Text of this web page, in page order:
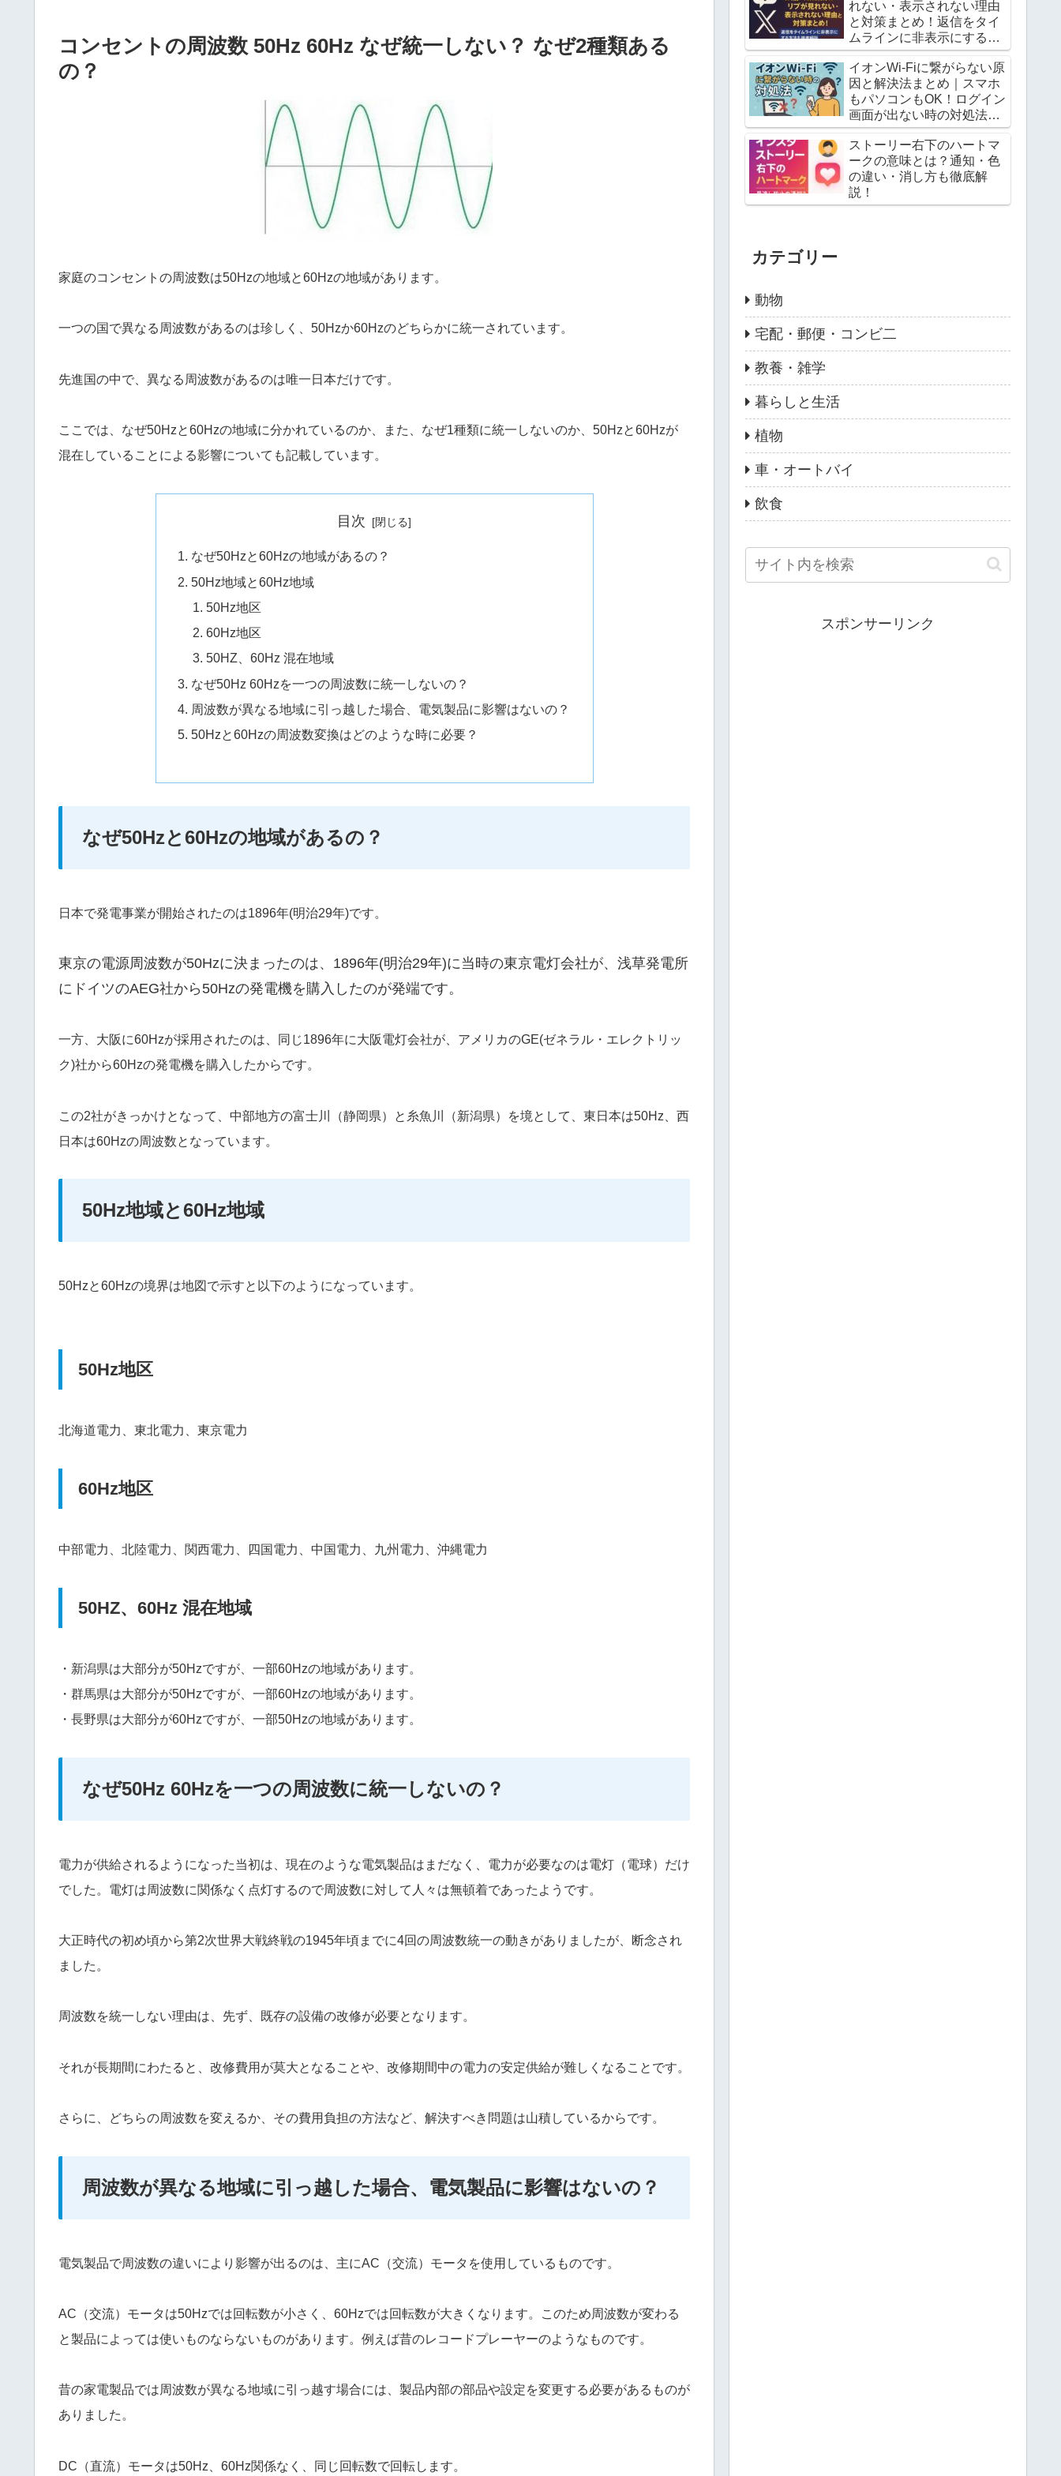
コンセントの周波数 50Hz 60Hz なぜ統一しない？ なぜ2種類ある
の？
家庭のコンセントの周波数は50Hzの地域と60Hzの地域があります。
一つの国で異なる周波数があるのは珍しく、50Hzか60Hzのどちらかに統一されています。
先進国の中で、異なる周波数があるのは唯一日本だけです。
ここでは、なぜ50Hzと60Hzの地域に分かれているのか、また、なぜ1種類に統一しないのか、50Hzと60Hzが
混在していることによる影響についても記載しています。
目次
なぜ50Hzと60Hzの地域があるの？
50Hz地域と60Hz地域
50Hz地区
60Hz地区
50HZ、60Hz 混在地域
なぜ50Hz 60Hzを一つの周波数に統一しないの？
周波数が異なる地域に引っ越した場合、電気製品に影響はないの？
50Hzと60Hzの周波数変換はどのような時に必要？
なぜ50Hzと60Hzの地域があるの？
日本で発電事業が開始されたのは1896年(明治29年)です。
東京の電源周波数が50Hzに決まったのは、1896年(明治29年)に当時の東京電灯会社が、浅草発電所
にドイツのAEG社から50Hzの発電機を購入したのが発端です。
一方、大阪に60Hzが採用されたのは、同じ1896年に大阪電灯会社が、アメリカのGE(ゼネラル・エレクトリッ
ク)社から60Hzの発電機を購入したからです。
この2社がきっかけとなって、中部地方の富士川（静岡県）と糸魚川（新潟県）を境として、東日本は50Hz、西
日本は60Hzの周波数となっています。
50Hz地域と60Hz地域
50Hzと60Hzの境界は地図で示すと以下のようになっています。
50Hz地区
北海道電力、東北電力、東京電力
60Hz地区
中部電力、北陸電力、関西電力、四国電力、中国電力、九州電力、沖縄電力
50HZ、60Hz 混在地域
・新潟県は大部分が50Hzですが、一部60Hzの地域があります。
・群馬県は大部分が50Hzですが、一部60Hzの地域があります。
・長野県は大部分が60Hzですが、一部50Hzの地域があります。
なぜ50Hz 60Hzを一つの周波数に統一しないの？
電力が供給されるようになった当初は、現在のような電気製品はまだなく、電力が必要なのは電灯（電球）だけ
でした。電灯は周波数に関係なく点灯するので周波数に対して人々は無頓着であったようです。
大正時代の初め頃から第2次世界大戦終戦の1945年頃までに4回の周波数統一の動きがありましたが、断念され
ました。
周波数を統一しない理由は、先ず、既存の設備の改修が必要となります。
それが長期間にわたると、改修費用が莫大となることや、改修期間中の電力の安定供給が難しくなることです。
さらに、どちらの周波数を変えるか、その費用負担の方法など、解決すべき問題は山積しているからです。
周波数が異なる地域に引っ越した場合、電気製品に影響はないの？
電気製品で周波数の違いにより影響が出るのは、主にAC（交流）モータを使用しているものです。
AC（交流）モータは50Hzでは回転数が小さく、60Hzでは回転数が大きくなります。このため周波数が変わる
と製品によっては使いものならないものがあります。 例えば昔のレコードプレーヤーのようなものです。
昔の家電製品では周波数が異なる地域に引っ越す場合には、製品内部の部品や設定を変更する必要があるものが
ありました。
DC（直流）モータは50Hz、60Hz関係なく、同じ回転数で回転します。
れない・表示されない理由
と対策まとめ！返信をタイ
ムラインに非表示にする方
法も徹底解説
イオンWi-Fiに繋がらない原
因と解決法まとめ｜スマホ
もパソコンもOK！ログイン
画面が出ない時の対処法と
は？
ストーリー右下のハートマ
ークの意味とは？通知・色
の違い・消し方も徹底解
説！
カテゴリー
動物
宅配・郵便・コンビ二
教養・雑学
暮らしと生活
植物
車・オートバイ
飲食
スポンサーリンク